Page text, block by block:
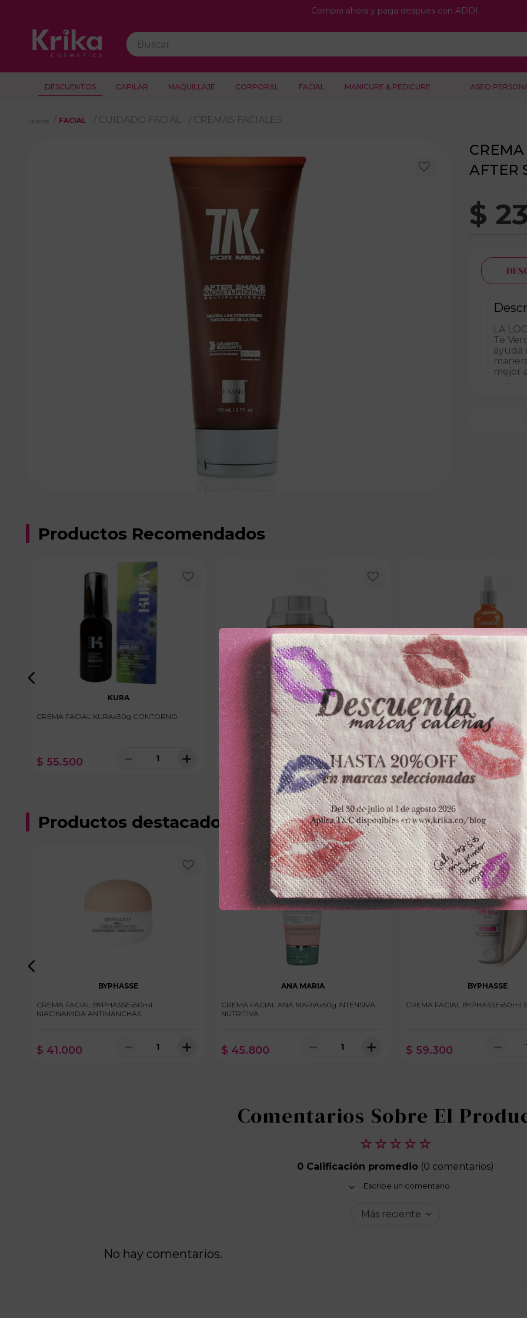
Compra ahora y paga después con ADDI.
Buscar
DESCUENTOS CAPILAR MAQUILLAJE CORPORAL FACIAL MANICURE & PEDICURE ASEO
FACIAL CUIDADO FACIAL CREMAS FACIALES
AFTER
$ 23
LA
Te
ayuda
mejor
Productos Recomendados
KURA
CREMA FACIAL KURAx30g CONTORNO
$ 55.500 ＋
－
NEVADA
CREMA FACIAL NEVADAx50ml NOCHE
VITAMIN C
$ 48.300 ＋
－
100 disponibles
NEVADA
CREMA FACIAL NEVADAx30ml
OJOS VITAMINA C
$ 37.400 －
100
Productos destacados
BYPHASSE
CREMA FACIAL BYPHASSEx50ml
NIACINAMIDA ANTIMANCHAS
$ 41.000 ＋
－
ANA MARIA
CREMA FACIAL ANA MARIAx50g INTENSIVA
NUTRITIVA
$ 45.800 ＋
－
BYPHASSE
CREMA FACIAL BYPHASSEx50ml
$ 59.300 －
☆ ☆ ☆ ☆ ☆
0 Calificación promedio (0 comentarios)
Escribe un comentario
Más reciente
No hay comentarios.